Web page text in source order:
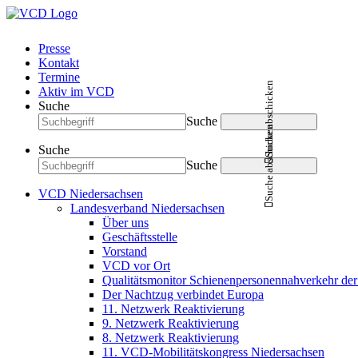
Presse
Kontakt
Termine
Aktiv im VCD
Suche
Suche
Suche abschicken
Suche
Suche
Suche abschicken
VCD Niedersachsen
Landesverband Niedersachsen
Über uns
Geschäftsstelle
Vorstand
VCD vor Ort
Qualitätsmonitor Schienenpersonennahverkehr
Der Nachtzug verbindet Europa
11. Netzwerk Reaktivierung
9. Netzwerk Reaktivierung
8. Netzwerk Reaktivierung
11. VCD-Mobilitätskongress Niedersachsen